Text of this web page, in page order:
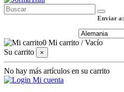
Enviar a:
0 Mi carrito /Vacío
Su carrito
×
No hay más artículos en su carrito
Mi cuenta